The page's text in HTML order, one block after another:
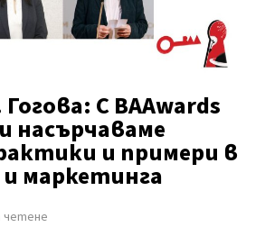
С BAAwards
насърчаваме
и примери в
маркетинга
четене